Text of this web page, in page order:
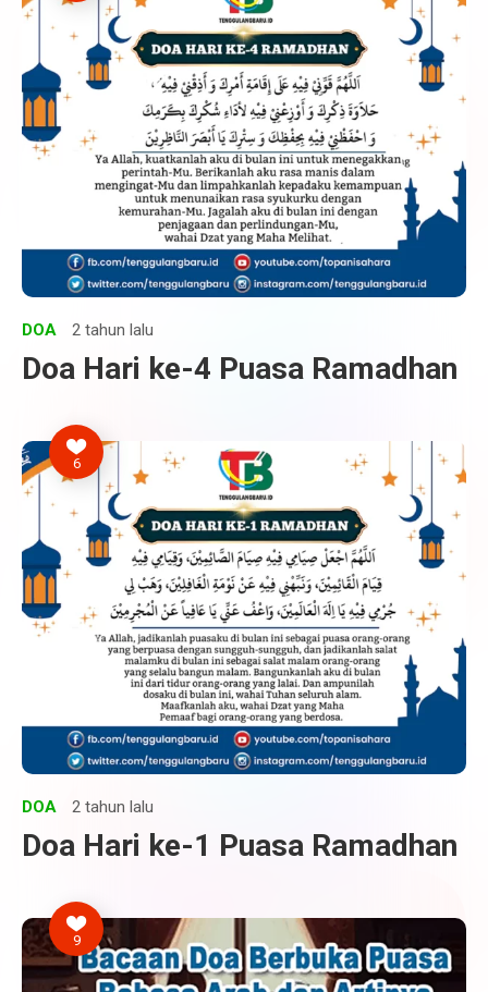
DOA 2 tahun lalu
Doa Hari ke-4 Puasa Ramadhan
6
DOA 2 tahun lalu
Doa Hari ke-1 Puasa Ramadhan
9